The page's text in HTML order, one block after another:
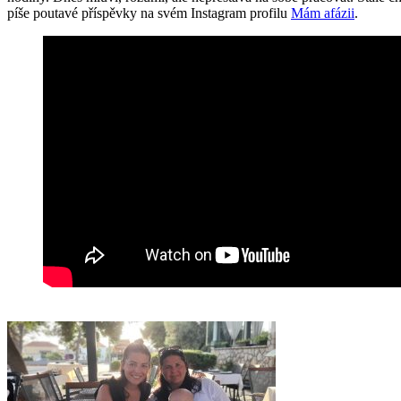
píše poutavé příspěvky na svém Instagram profilu Mám afázii.